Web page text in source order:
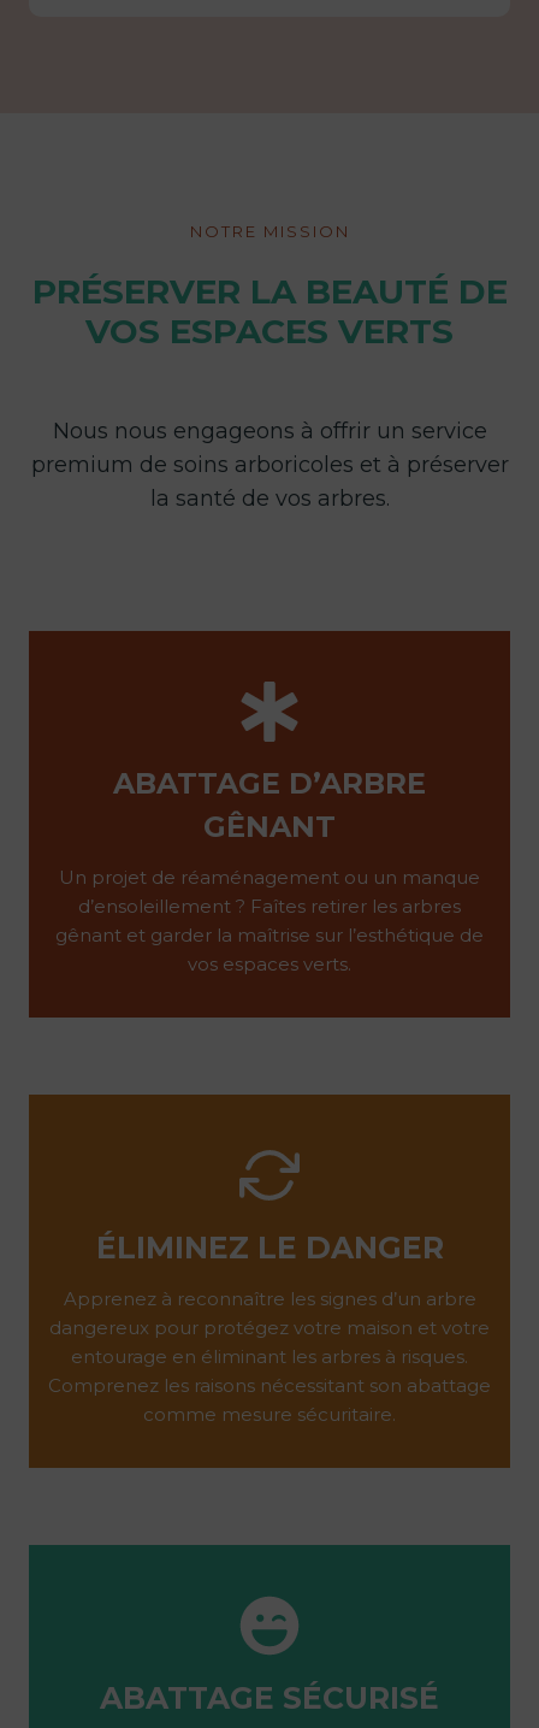
NOTRE MISSION
PRÉSERVER LA BEAUTÉ DE
VOS ESPACES VERTS
Nous nous engageons à offrir un service
premium de soins arboricoles et à préserver
la santé de vos arbres.
ABATTAGE D’ARBRE
GÊNANT
Un projet de réaménagement ou un manque
d’ensoleillement ? Faîtes retirer les arbres
gênant et garder la maîtrise sur l’esthétique de
vos espaces verts.
ÉLIMINEZ LE DANGER
Apprenez à reconnaître les signes d’un arbre
dangereux pour protégez votre maison et votre
entourage en éliminant les arbres à risques.
Comprenez les raisons nécessitant son abattage
comme mesure sécuritaire.
ABATTAGE SÉCURISÉ